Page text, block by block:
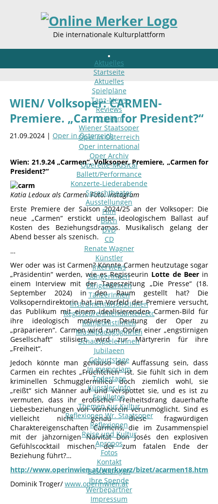
Die internationale Kulturplattform
Aktuelles
Startseite
Aktuelles
Spielpläne
Tanz-News
Reviews
Kritiken
Wiener Staatsoper
Oper in Österreich
Oper international
Oper Archiv
Operette-Musical
Ballett/Performance
Konzerte-Liederabende
Sprechtheater
Ausstellungen
Film
Buch
DVD
CD
Renate Wagner
Künstler
Interviews
SängerInnen
DirigentInnen
TänzerInnen
InstrumentalsolistInnen
Regisseure/Intendanten-etc
KomponistInnen
MusikpädagogInnen
SchauspielerInnen
Jubilaeen
Geburtstage
In memoriam
Todestage
Künstler-Info
Feuilleton
Themen zur Kultur
Reflexionen Wr. Staatsoper
Reflexionen
Reise und Kultur
Apropos
Fotos
Kontakt
Bestellungen
Ihre Spende
Werbepartner
Impressum
WIEN/ Volksoper: CARMEN-
Premiere. „Carmen for President?“
21.09.2024 | Oper in Österreich
Wien: 21.9.24 „Carmen“, Volksoper, Premiere, „Carmen for
President?“
Katia Ledoux als Carmen. Foto: Instagram
Erste Premiere der Saison 2024/25 an der Volksoper: Die
neue „Carmen“ erstickt unter ideologischem Ballast auf
Kosten des Beziehungsdramas. Musikalisch gelang der
Abend besser als szenisch.
…
Wer oder was ist Carmen? Könnte Carmen heutzutage sogar
„Präsidentin“ werden, wie es Regisseurin Lotte de Beerin
einem Interview mit der Tageszeitung „Die Presse“ (18.
September 2024) in den Raum gestellt hat? Die
Volksoperndirektorin hat im Vorfeld der Premiere versucht,
das Publikum mit einem idealisierenden Carmen-Bild für
ihre ideologisch motivierte Deutung der Oper zu
„präparieren“. Carmen wird zum Opfer einer „engstirnigen
Gesellschaft“ stilisiert, wird zur Märtyrerin für ihre
„Freiheit“.
Jedoch könnte man genauso der Auffassung sein, dass
Carmen ein rechtes „Früchtchen“ ist. Sie fühlt sich in dem
kriminellen Schmugglermilieu doch ziemlich wohl, sie
„reißt“ sich Männer auf und verspottet sie, und es ist zu
vermuten, dass ihr erotischer Freiheitsdrang dauerhafte
Liebesbeziehungen von vornherein verunmöglicht. Sind es
vielleicht nicht genau diese fragwürdigen
Charaktereigenschaften Carmens, die im Zusammenspiel
mit der jähzornigen Naivität Don Josés den explosiven
Gefühlscocktail mischen, der zum fatalen Ende der
Beziehung führt?…
http://www.operinwien.at/werkverz/bizet/acarmen18.htm
Dominik Troger/ www.operinwien.at